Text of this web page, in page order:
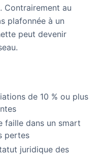
Contrairement au
plafonnée à un
peut devenir
de 10 % ou plus
faille dans un smart
pertes
juridique des